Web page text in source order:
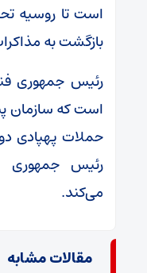
است تا روسیه
بازگشت به
رئیس جمهوری
است که سازمان
حملات پهپادی
رئیس جمهوری
می‌کند.
مقالات مشابه